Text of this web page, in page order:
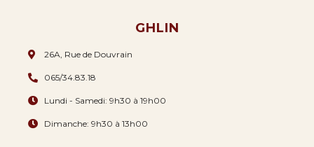
GHLIN
26A, Rue de Douvrain
065/34.83.18
Lundi - Samedi: 9h30 à 19h00
Dimanche: 9h30 à 13h00